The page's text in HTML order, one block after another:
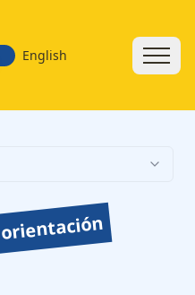
English